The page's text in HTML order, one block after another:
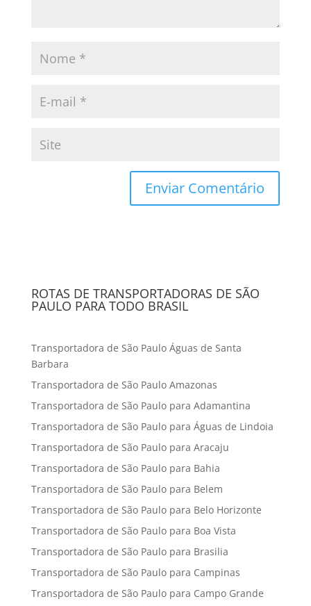
ROTAS DE TRANSPORTADORAS DE SÃO
PAULO PARA TODO BRASIL
Transportadora de São Paulo Águas de Santa
Barbara
Transportadora de São Paulo Amazonas
Transportadora de São Paulo para Adamantina
Transportadora de São Paulo para Águas de Lindoia
Transportadora de São Paulo para Aracaju
Transportadora de São Paulo para Bahia
Transportadora de São Paulo para Belem
Transportadora de São Paulo para Belo Horizonte
Transportadora de São Paulo para Boa Vista
Transportadora de São Paulo para Brasilia
Transportadora de São Paulo para Campinas
Transportadora de São Paulo para Campo Grande